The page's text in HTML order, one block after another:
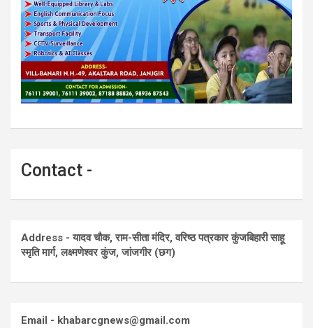
Contact -
Address - यादव चौक, राम-सीता मंदिर, वरिष्ठ पत्रकार कुंजबिहारी साहू
स्मृति मार्ग, लक्ष्मणेश्वर कुंज, जांजगीर (छग)
Email - khabarcgnews@gmail.com